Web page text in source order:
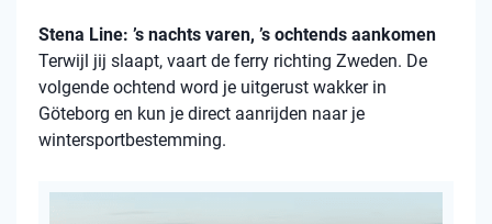
Stena Line: ’s nachts varen, ’s ochtends aankomen
Terwijl jij slaapt, vaart de ferry richting Zweden. De
volgende ochtend word je uitgerust wakker in
Göteborg en kun je direct aanrijden naar je
wintersportbestemming.